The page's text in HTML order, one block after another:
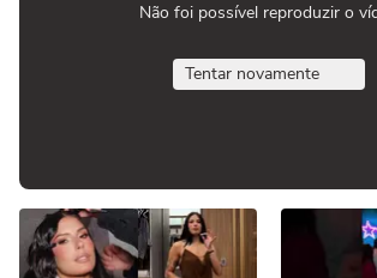
Não foi possível reproduzir o
Tentar novamente